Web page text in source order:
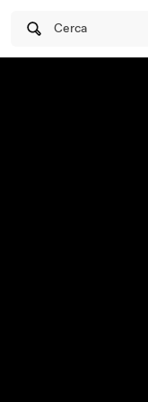
Cerca